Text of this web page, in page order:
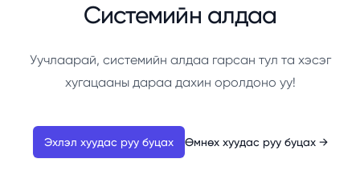
Системийн алдаа
Уучлаарай, системийн алдаа гарсан тул та хэсэг
хугацааны дараа дахин оролдоно уу!
Эхлэл хуудас руу буцах Өмнөх хуудас руу буцах →